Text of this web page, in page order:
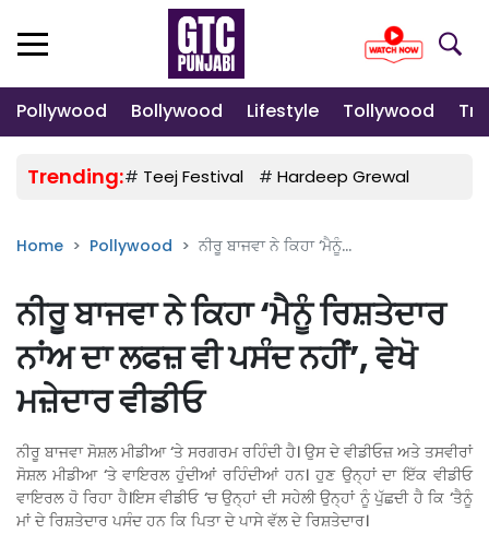
Pollywood Bollywood Lifestyle Tollywood
Trending:# Teej Festival # Hardeep Grewal
Home Pollywood ਨੀਰੂ ਬਾਜਵਾ ਨੇ ਕਿਹਾ ‘ਮੈਨੂੰ...
ਨੀਰੂ ਬਾਜਵਾ ਨੇ ਕਿਹਾ ‘ਮੈਨੂੰ ਰਿਸ਼ਤੇਦਾਰ
ਨਾਂਅ ਦਾ ਲਫਜ਼ ਵੀ ਪਸੰਦ ਨਹੀਂ’, ਵੇਖੋ
ਮਜ਼ੇਦਾਰ ਵੀਡੀਓ
ਨੀਰੂ ਬਾਜਵਾ ਸੋਸ਼ਲ ਮੀਡੀਆ ‘ਤੇ ਸਰਗਰਮ ਰਹਿੰਦੀ ਹੈ। ਉਸ ਦੇ ਵੀਡੀਓਜ਼ ਅਤੇ ਤਸਵੀਰਾਂ
ਸੋਸ਼ਲ ਮੀਡੀਆ ‘ਤੇ ਵਾਇਰਲ ਹੁੰਦੀਆਂ ਰਹਿੰਦੀਆਂ ਹਨ। ਹੁਣ ਉਨ੍ਹਾਂ ਦਾ ਇੱਕ ਵੀਡੀਓ
ਵਾਇਰਲ ਹੋ ਰਿਹਾ ਹੈ।ਇਸ ਵੀਡੀਓ ‘ਚ ਉਨ੍ਹਾਂ ਦੀ ਸਹੇਲੀ ਉਨ੍ਹਾਂ ਨੂੰ ਪੁੱਛਦੀ ਹੈ ਕਿ ‘ਤੈਨੂੰ
ਮਾਂ ਦੇ ਰਿਸ਼ਤੇਦਾਰ ਪਸੰਦ ਹਨ ਕਿ ਪਿਤਾ ਦੇ ਪਾਸੇ ਵੱਲ ਦੇ ਰਿਸ਼ਤੇਦਾਰ।